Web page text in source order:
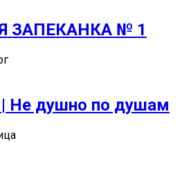
ЗАПЕКАНКА № 1
душно по душам